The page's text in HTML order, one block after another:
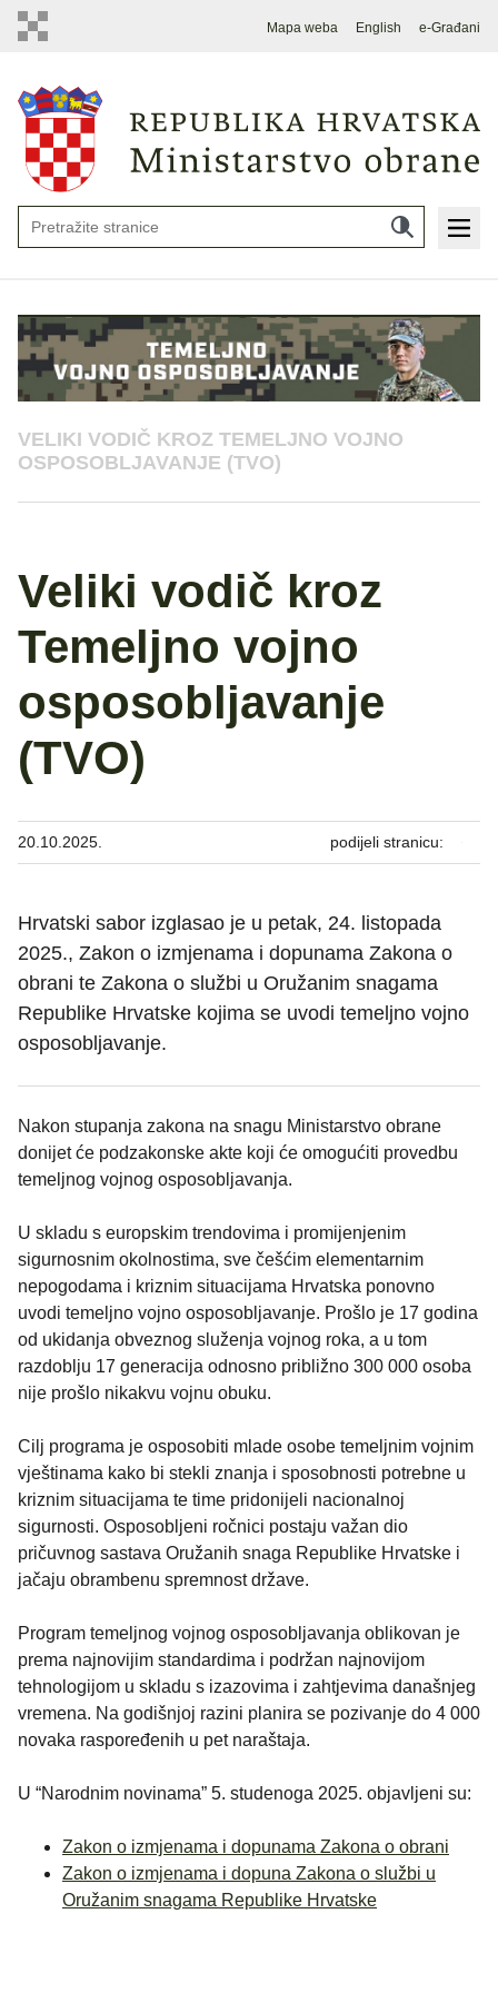
Mapa weba English e-Građani
VELIKI VODIČ KROZ TEMELJNO VOJNO
OSPOSOBLJAVANJE (TVO)
Veliki vodič kroz
Temeljno vojno
osposobljavanje
(TVO)
20.10.2025. podijeli stranicu:
Hrvatski sabor izglasao je u petak, 24. listopada
2025., Zakon o izmjenama i dopunama Zakona o
obrani te Zakona o službi u Oružanim snagama
Republike Hrvatske kojima se uvodi temeljno vojno
osposobljavanje.
Nakon stupanja zakona na snagu Ministarstvo obrane
donijet će podzakonske akte koji će omogućiti provedbu
temeljnog vojnog osposobljavanja.
U skladu s europskim trendovima i promijenjenim
sigurnosnim okolnostima, sve češćim elementarnim
nepogodama i kriznim situacijama Hrvatska ponovno
uvodi temeljno vojno osposobljavanje. Prošlo je 17 godina
od ukidanja obveznog služenja vojnog roka, a u tom
razdoblju 17 generacija odnosno približno 300 000 osoba
nije prošlo nikakvu vojnu obuku.
Cilj programa je osposobiti mlade osobe temeljnim vojnim
vještinama kako bi stekli znanja i sposobnosti potrebne u
kriznim situacijama te time pridonijeli nacionalnoj
sigurnosti. Osposobljeni ročnici postaju važan dio
pričuvnog sastava Oružanih snaga Republike Hrvatske i
jačaju obrambenu spremnost države.
Program temeljnog vojnog osposobljavanja oblikovan je
prema najnovijim standardima i podržan najnovijom
tehnologijom u skladu s izazovima i zahtjevima današnjeg
vremena. Na godišnjoj razini planira se pozivanje do 4 000
novaka raspoređenih u pet naraštaja.
U “Narodnim novinama” 5. studenoga 2025. objavljeni su:
Zakon o izmjenama i dopunama Zakona o obrani
Zakon o izmjenama i dopuna Zakona o službi u
Oružanim snagama Republike Hrvatske